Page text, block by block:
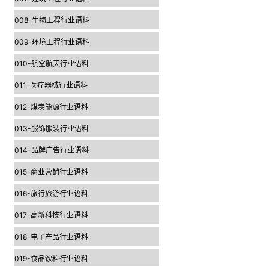
008-生物工程行业语料
009-环境工程行业语料
010-航空航天行业语料
011-医疗器械行业语料
012-煤炭能源行业语料
013-服饰服装行业语料
014-品牌广告行业语料
015-商业营销行业语料
016-旅行旅游行业语料
017-高新科技行业语料
018-电子产品行业语料
019-食品饮料行业语料